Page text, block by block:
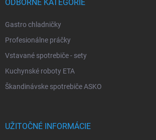
ODBORNÉ KATEGÓRIE
Gastro chladničky
Profesionálne práčky
Vstavané spotrebiče - sety
Kuchynské roboty ETA
Škandinávske spotrebiče ASKO
UŽITOČNÉ INFORMÁCIE